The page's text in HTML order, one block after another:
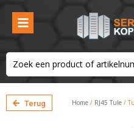
Terug Home / RJ45 Tule /